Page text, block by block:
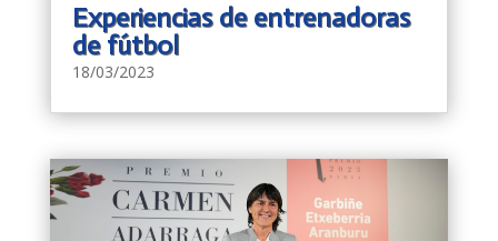
Experiencias de entrenadoras
de fútbol
18/03/2023